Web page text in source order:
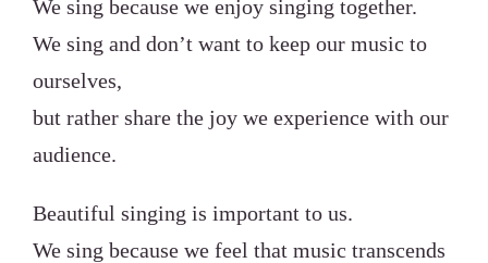
We sing because we enjoy singing together.
We sing and don’t want to keep our music to
ourselves,
but rather share the joy we experience with our
audience.
Beautiful singing is important to us.
We sing because we feel that music transcends